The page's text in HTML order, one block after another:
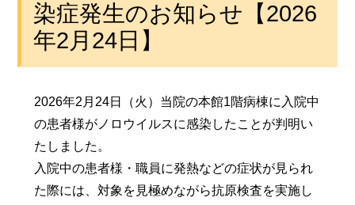
染症発生のお知らせ【2026
年2月24日】
2026年2月24日（火）当院の本館1階病棟に入院中
の患者様がノロウイルスに感染したことが判明い
たしました。
入院中の患者様・職員に発熱などの症状が見られ
た際には、対象を見極めながら抗原検査を実施し